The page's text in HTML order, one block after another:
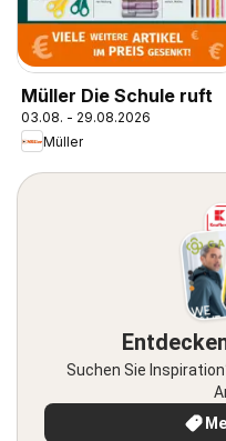
Müller Die Schule ruft
03.08. - 29.08.2026
Müller
Suchen Sie